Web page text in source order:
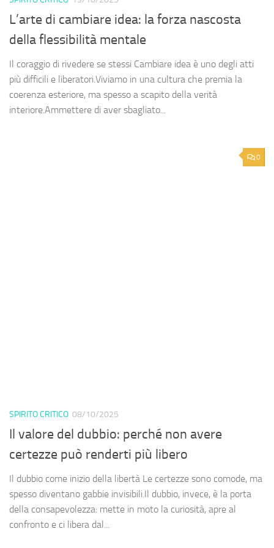
L’arte di cambiare idea: la forza nascosta
della flessibilità mentale
Il coraggio di rivedere se stessi Cambiare idea è uno degli atti
più difficili e liberatori.Viviamo in una cultura che premia la
coerenza esteriore, ma spesso a scapito della verità
interiore.Ammettere di aver sbagliato...
0
SPIRITO CRITICO 08/10/2025
Il valore del dubbio: perché non avere
certezze può renderti più libero
Il dubbio come inizio della libertà Le certezze sono comode, ma
spesso diventano gabbie invisibili.Il dubbio, invece, è la porta
della consapevolezza: mette in moto la curiosità, apre al
confronto e ci libera dal...